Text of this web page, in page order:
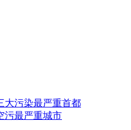
大污染最严重首都
污最严重城市